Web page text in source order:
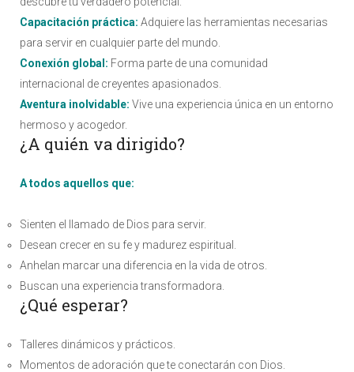
Capacitación práctica: Adquiere las herramientas necesarias
para servir en cualquier parte del mundo.
Conexión global: Forma parte de una comunidad
internacional de creyentes apasionados.
Aventura inolvidable: Vive una experiencia única en un entorno
hermoso y acogedor.
¿A quién va dirigido?
A todos aquellos que:
Sienten el llamado de Dios para servir.
Desean crecer en su fe y madurez espiritual.
Anhelan marcar una diferencia en la vida de otros.
Buscan una experiencia transformadora.
¿Qué esperar?
Talleres dinámicos y prácticos.
Momentos de adoración que te conectarán con Dios.